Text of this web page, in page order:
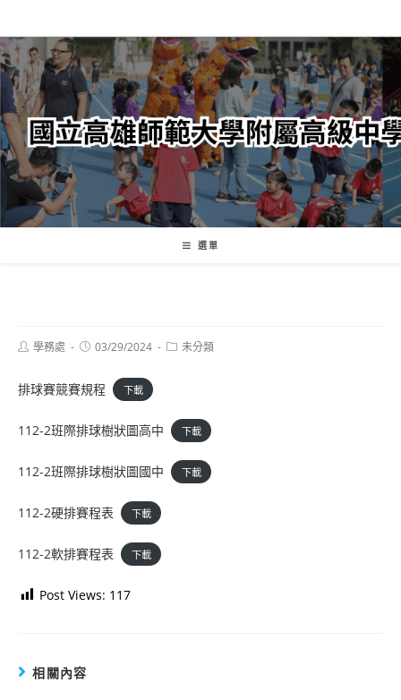
轉
至
主
內
容
選單
Post學務處
Post03/29/2024
Post未分類
排球賽競賽規程 下載
112-2班際排球樹狀圖高中 下載
112-2班際排球樹狀圖國中 下載
112-2硬排賽程表 下載
112-2軟排賽程表 下載
Post Views: 117
相關內容